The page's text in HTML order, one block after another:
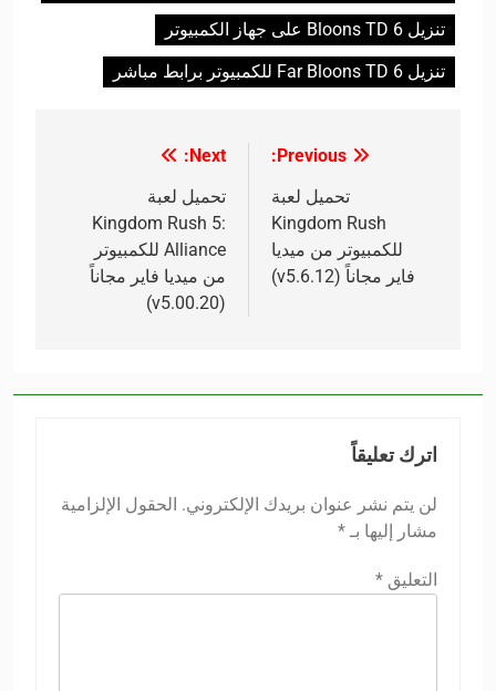
تنزيل Bloons TD 6 على جهاز الكمبيوتر
تنزيل Far Bloons TD 6 للكمبيوتر برابط مباشر
المقالات
Previous:
تحميل لعبة
Kingdom Rush
للكمبيوتر من ميديا
فاير مجاناً (v5.6.12)
Next:
تحميل لعبة
Kingdom Rush 5:
Alliance للكمبيوتر
من ميديا فاير مجاناً
(v5.00.20)
اترك تعليقاً
لن يتم نشر عنوان بريدك الإلكتروني. الحقول الإلزامية
مشار إليها بـ *
التعليق *